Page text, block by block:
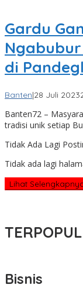
Gardu
di
Banten|28 Juli 2023
Banten72 –
tradisi unik setiap
Tidak Ada Lagi
Tidak ada lagi
Lihat
Bisnis